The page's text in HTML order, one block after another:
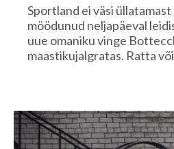
Sportland ei väsi
möödunud neljapäeval
uue omaniku vinge
maastikujalgratas. Ratta